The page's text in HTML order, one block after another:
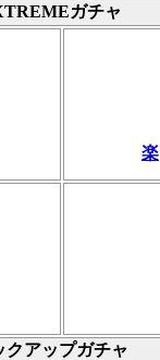
ガチャ
楽
クアップガチャ